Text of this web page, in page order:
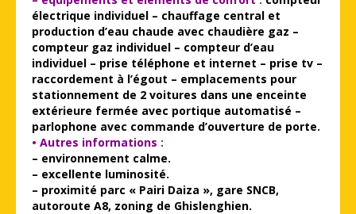
électrique individuel – chauffage central et
production d’eau chaude avec chaudière gaz –
compteur gaz individuel – compteur d’eau
individuel – prise téléphone et internet – prise tv –
raccordement à l’égout – emplacements pour
stationnement de 2 voitures dans une enceinte
extérieure fermée avec portique automatisé –
parlophone avec commande d’ouverture de porte.
• Autres informations :
– environnement calme.
– excellente luminosité.
– proximité parc « Pairi Daiza », gare SNCB,
autoroute A8, zoning de Ghislenghien.